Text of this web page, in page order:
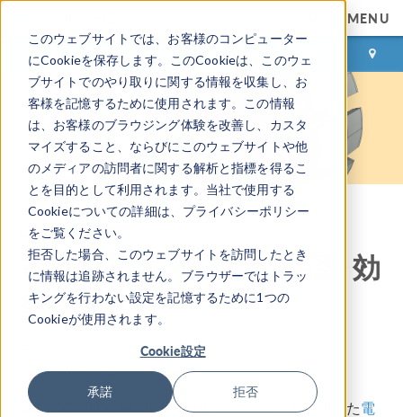
このウェブサイトでは、お客様のコンピューター
にCookieを保存します。このCookieは、このウェ
ブサイトでのやり取りに関する情報を収集し、お
客様を記憶するために使用されます。この情報
は、お客様のブラウジング体験を改善し、カスタ
マイズすること、ならびにこのウェブサイトや他
のメディアの訪問者に関する解析と指標を得るこ
とを目的として利用されます。当社で使用する
Cookieについての詳細は、プライバシーポリシー
をご覧ください。
拒否した場合、このウェブサイトを訪問したとき
に情報は追跡されません。ブラウザーではトラッ
キングを行わない設定を記憶するために1つの
Cookieが使用されます。
Cookie設定
承諾 拒否
MENU
ログイン お問い合わせ
COMSOL ブログ
電気モーターの損失, 温度, 効
率の計算
2021年 9月 23日
以前, COMSOL Multiphysics® ソフトウェアを用いた電